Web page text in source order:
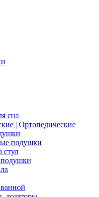
сна
| Ортопедические
подушки
стул